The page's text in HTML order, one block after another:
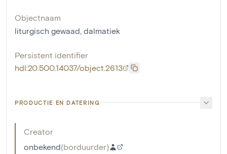
Objectnaam
liturgisch gewaad dalmatiek
Persistent identifier
hdl:20.500.14037/object.2613
PRODUCTIE EN DATERING
Creator
onbekend(borduurder)